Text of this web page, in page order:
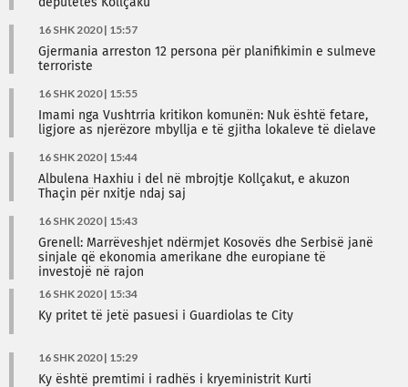
deputetës Kollçaku
16 SHK 2020 | 15:57
Gjermania arreston 12 persona për planifikimin e sulmeve
terroriste
16 SHK 2020 | 15:55
Imami nga Vushtrria kritikon komunën: Nuk është fetare,
ligjore as njerëzore mbyllja e të gjitha lokaleve të dielave
16 SHK 2020 | 15:44
Albulena Haxhiu i del në mbrojtje Kollçakut, e akuzon
Thaçin për nxitje ndaj saj
16 SHK 2020 | 15:43
Grenell: Marrëveshjet ndërmjet Kosovës dhe Serbisë janë
sinjale që ekonomia amerikane dhe europiane të
investojë në rajon
16 SHK 2020 | 15:34
Ky pritet të jetë pasuesi i Guardiolas te City
16 SHK 2020 | 15:29
Ky është premtimi i radhës i kryeministrit Kurti